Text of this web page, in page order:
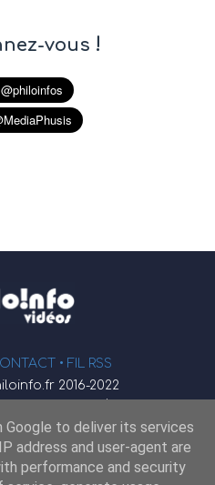
vous !
• FIL RSS
2016-2022
φ
: JENDto deliver its services
address and user-agent are
performance and security